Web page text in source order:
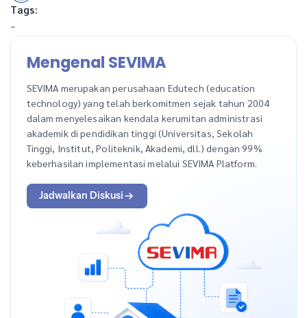
Tags:
-
Mengenal SEVIMA
SEVIMA merupakan perusahaan Edutech (education
technology) yang telah berkomitmen sejak tahun 2004
dalam menyelesaikan kendala kerumitan administrasi
akademik di pendidikan tinggi (Universitas, Sekolah
Tinggi, Institut, Politeknik, Akademi, dll.) dengan 99%
keberhasilan implementasi melalui SEVIMA Platform.
Jadwalkan Diskusi